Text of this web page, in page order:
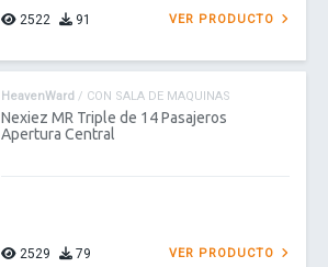
2522 91 VER PRODUCTO
HeavenWard / CON SALA DE MAQUINAS
Nexiez MR Triple de 14 Pasajeros
Apertura Central
2529 79 VER PRODUCTO